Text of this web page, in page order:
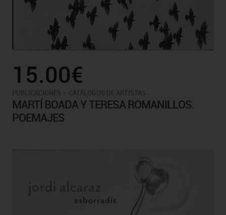
15.00€
-
MARTÍ BOADA Y TERESA ROMANILLOS.
POEMAJES